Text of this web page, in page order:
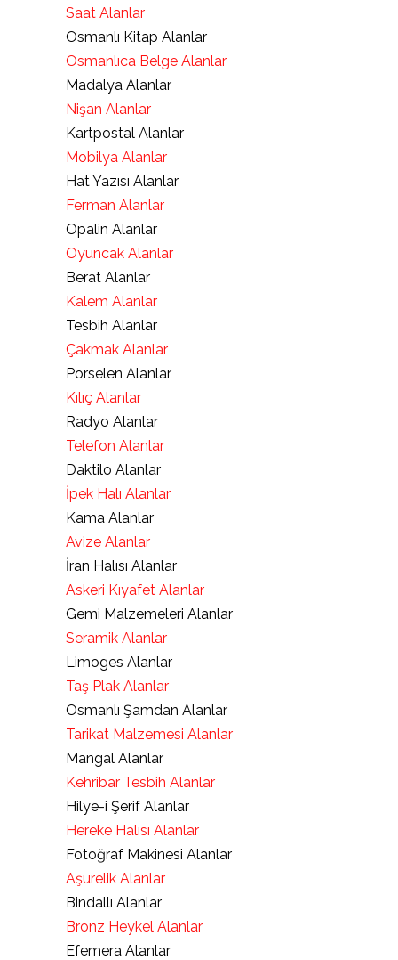
Saat Alanlar
Osmanlı Kitap Alanlar
Osmanlıca Belge Alanlar
Madalya Alanlar
Nişan Alanlar
Kartpostal Alanlar
Mobilya Alanlar
Hat Yazısı Alanlar
Ferman Alanlar
Opalin Alanlar
Oyuncak Alanlar
Berat Alanlar
Kalem Alanlar
Tesbih Alanlar
Çakmak Alanlar
Porselen Alanlar
Kılıç Alanlar
Radyo Alanlar
Telefon Alanlar
Daktilo Alanlar
İpek Halı Alanlar
Kama Alanlar
Avize Alanlar
İran Halısı Alanlar
Askeri Kıyafet Alanlar
Gemi Malzemeleri Alanlar
Seramik Alanlar
Limoges Alanlar
Taş Plak Alanlar
Osmanlı Şamdan Alanlar
Tarikat Malzemesi Alanlar
Mangal Alanlar
Kehribar Tesbih Alanlar
Hilye-i Şerif Alanlar
Hereke Halısı Alanlar
Fotoğraf Makinesi Alanlar
Aşurelik Alanlar
Bindallı Alanlar
Bronz Heykel Alanlar
Efemera Alanlar